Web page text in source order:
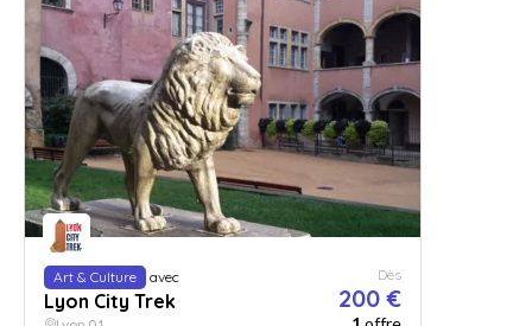
Art & Culture avec
Lyon City Trek
Dès
200 €